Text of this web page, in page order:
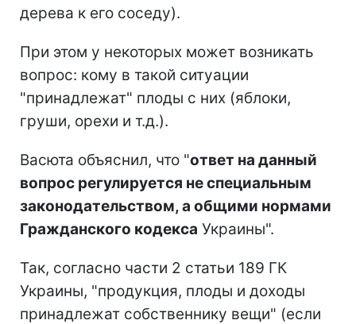
дерева к его соседу).
При этом у некоторых может возникать
вопрос: кому в такой ситуации
"принадлежат" плоды с них (яблоки,
груши, орехи и т.д.).
Васюта объяснил, что "ответ на данный
вопрос регулируется не специальным
законодательством, а общими нормами
Гражданского кодекса Украины".
Так, согласно части 2 статьи 189 ГК
Украины, "продукция, плоды и доходы
принадлежат собственнику вещи" (если